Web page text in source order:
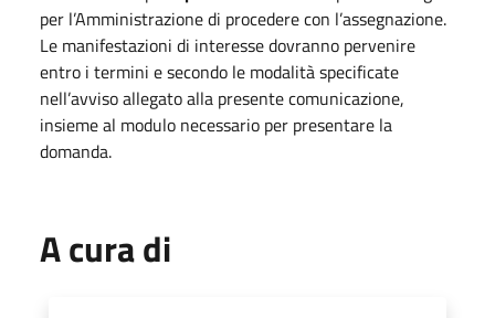
per l’Amministrazione di procedere con l’assegnazione.
Le manifestazioni di interesse dovranno pervenire
entro i termini e secondo le modalità specificate
nell’avviso allegato alla presente comunicazione,
insieme al modulo necessario per presentare la
domanda.
A cura di